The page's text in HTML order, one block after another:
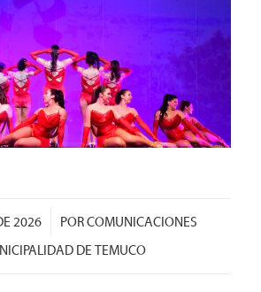
2026 PORCOMUNICACIONES
DE TEMUCO